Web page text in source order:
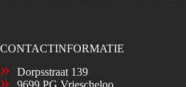
CONTACTINFORMATIE
Dorpsstraat 139
9699 PG Vriescheloo